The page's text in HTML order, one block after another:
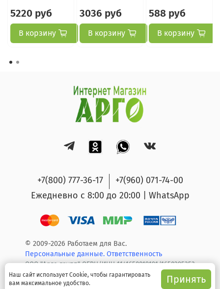
5220 руб
В корзину
3036 руб
В корзину
588 руб
В корзину
+7(800) 777-36-17
+7(960) 071-74-00
Ежедневно с 8:00 до 20:00 | WhatsApp
© 2009-2026 Работаем для Вас.
Персональные данные. Ответственность
ООО "Арго групп" ОГРН/ИНН 1141650019191/1650295353
Наш сайт использует Cookie, чтобы гарантировать
вам максимальное удобство.
Принять